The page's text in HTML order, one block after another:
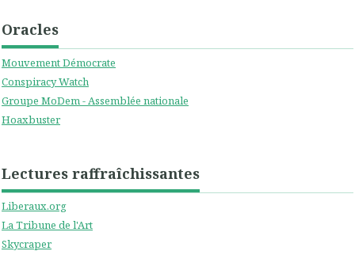
Oracles
Mouvement Démocrate
Conspiracy Watch
Groupe MoDem - Assemblée nationale
Hoaxbuster
Lectures raffraîchissantes
Liberaux.org
La Tribune de l'Art
Skycraper